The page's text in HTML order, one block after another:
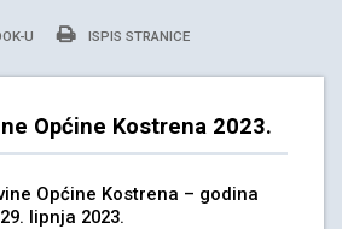
U ISPIS STRANICE
Općine Kostrena 2023.
Općine Kostrena – godina
lipnja 2023.